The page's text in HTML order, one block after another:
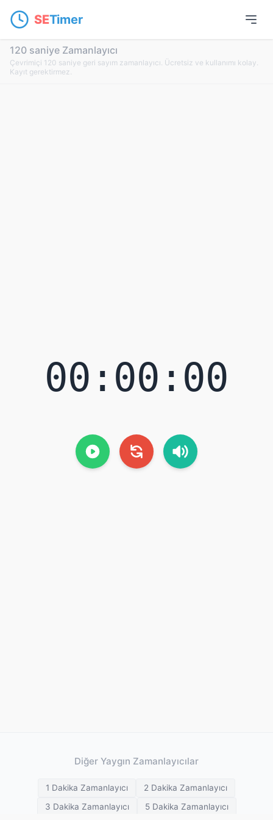
SETimer
120 saniye Zamanlayıcı
Çevrimiçi 120 saniye geri sayım zamanlayıcı. Ücretsiz ve kullanımı kolay.
Kayıt gerektirmez.
00:00:00
Diğer Yaygın Zamanlayıcılar
1 Dakika Zamanlayıcı
2 Dakika Zamanlayıcı
3 Dakika Zamanlayıcı
5 Dakika Zamanlayıcı